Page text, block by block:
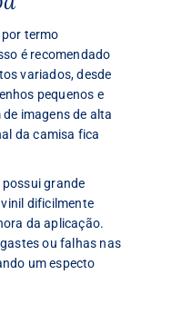
termo
é recomendado
variados, desde
pequenos e
imagens de alta
da camisa fica
grande
dificilmente
da aplicação.
ou falhas nas
um especto